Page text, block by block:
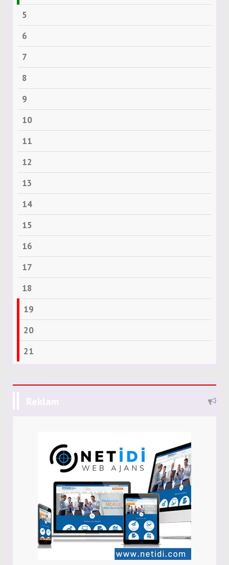
5
6
7
8
9
10
11
12
13
14
15
16
17
18
19
20
21
Reklam